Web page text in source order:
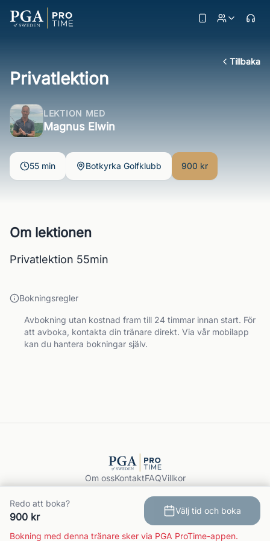
Tillbaka
Privatlektion
LEKTION MED
Magnus Elwin
55 min Botkyrka Golfklubb 900 kr
Om lektionen
Privatlektion 55min
Bokningsregler
Avbokning utan kostnad fram till 24 timmar innan start. För
att avboka, kontakta din tränare direkt. Via vår mobilapp
kan du hantera bokningar själv.
Redo att boka?
900 kr
Välj tid och boka
Bokning med denna tränare sker via PGA ProTime-appen.
Om ossKontaktFAQVillkor
GDPR
© 2026 PGA ProTime.